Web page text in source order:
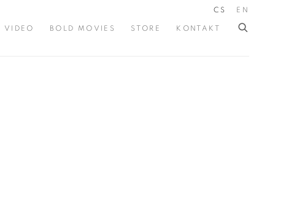
VIDEO BOLD MOVIES STORE KONTAKT
CS EN